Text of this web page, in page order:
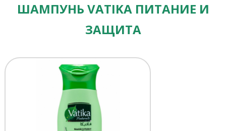
ШАМПУНЬ VATIKA ПИТАНИЕ И
ЗАЩИТА